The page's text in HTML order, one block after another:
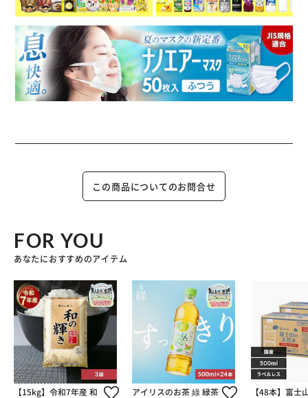
この商品についてのお問合せ
FOR YOU
あなたにおすすめのアイテム
【15kg】令和7年産 和
アイリスのお茶 綠 緑茶
【48本】富士